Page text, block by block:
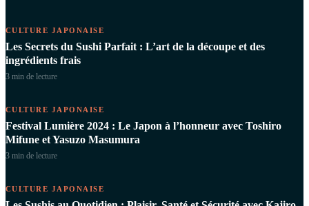
CULTURE JAPONAISE
Les Secrets du Sushi Parfait : L’art de la découpe et des
ingrédients frais
3 min de lecture
CULTURE JAPONAISE
Festival Lumière 2024 : Le Japon à l’honneur avec Toshiro
Mifune et Yasuzo Masumura
3 min de lecture
CULTURE JAPONAISE